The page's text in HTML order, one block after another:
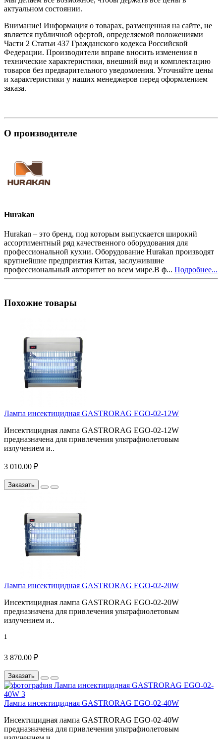
актуальном состоянии.
Внимание! Информация о товарах, размещенная на сайте, не
является публичной офертой, определяемой положениями
Части 2 Статьи 437 Гражданского кодекса Российской
Федерации. Производители вправе вносить изменения в
технические характеристики, внешний вид и комплектацию
товаров без предварительного уведомления. Уточняйте цены
и характеристики у наших менеджеров перед оформлением
заказа.
О производителе
Hurakan
Hurakan – это бренд, под которым выпускается широкий
ассортиментный ряд качественного оборудования для
профессиональной кухни. Оборудование Hurakan производят
крупнейшие предприятия Китая, заслужившие
профессиональный авторитет во всем мире.В ф... Подробнее...
Похожие товары
Лампа инсектицидная GASTRORAG EGO-02-12W
Инсектицидная лампа GASTRORAG EGO-02-12W
предназначена для привлечения ультрафиолетовым
излучением и..
3 010.00 ₽
Заказать
Лампа инсектицидная GASTRORAG EGO-02-20W
Инсектицидная лампа GASTRORAG EGO-02-20W
предназначена для привлечения ультрафиолетовым
излучением и..
1
3 870.00 ₽
Заказать
Лампа инсектицидная GASTRORAG EGO-02-40W
Инсектицидная лампа GASTRORAG EGO-02-40W
предназначена для привлечения ультрафиолетовым